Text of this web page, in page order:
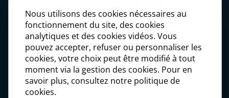
Actualités
Presse
Carrières
Nous utilisons des cookies nécessaires au
fonctionnement du site, des cookies
analytiques et des cookies vidéos. Vous
pouvez accepter, refuser ou personnaliser les
cookies, votre choix peut être modifié à tout
moment via la gestion des cookies. Pour en
savoir plus, consultez notre politique de
cookies.